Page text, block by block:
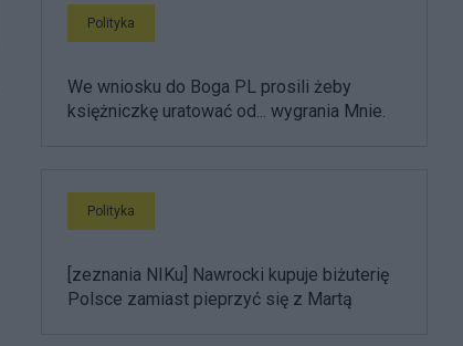
Polityka
We wniosku do Boga PL prosili żeby
księżniczkę uratować od... wygrania Mnie.
Polityka
[zeznania NIKu] Nawrocki kupuje biżuterię
Polsce zamiast pieprzyć się z Martą